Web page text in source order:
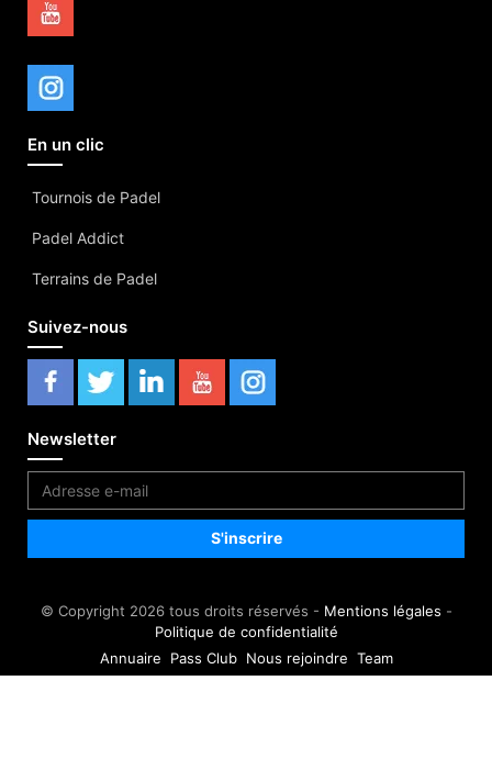
En un clic
Tournois de Padel
Padel Addict
Terrains de Padel
Suivez-nous
Newsletter
© Copyright 2026 tous droits réservés - Mentions légales -
Politique de confidentialité
Annuaire
Pass Club Nous rejoindre Team